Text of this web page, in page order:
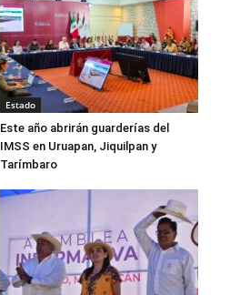
Estado
Este año abrirán guarderías del
IMSS en Uruapan, Jiquilpan y
Tarímbaro